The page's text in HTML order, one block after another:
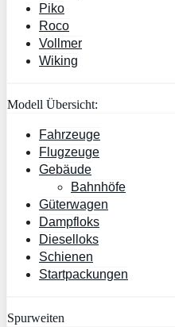
Piko
Roco
Vollmer
Wiking
Modell Übersicht:
Fahrzeuge
Flugzeuge
Gebäude
Bahnhöfe
Güterwagen
Dampfloks
Dieselloks
Schienen
Startpackungen
Spurweiten